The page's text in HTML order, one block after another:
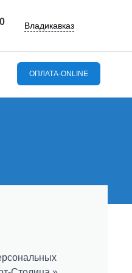
Владикавказ
ОПЛАТА-ONLINE